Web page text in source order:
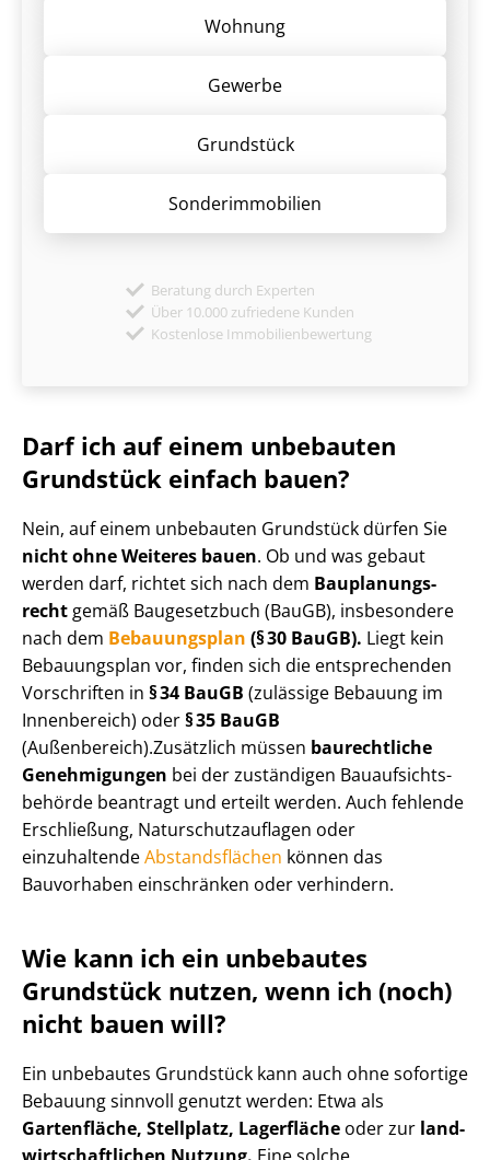
Wohnung
Gewerbe
Grund­stück
Sonder­immobilien
Beratung durch Experten
Über 10.000 zufriedene Kunden
Kostenlose Immobilienbewertung
Darf ich auf einem unbebauten
Grundstück einfach bauen?
Nein, auf einem unbebauten Grundstück dürfen Sie
nicht ohne Weiteres bauen. Ob und was gebaut
werden darf, richtet sich nach dem Bau­pla­nungs­
recht gemäß Baugesetzbuch (BauGB), insbesondere
nach dem Bebauungsplan (§ 30 BauGB). Liegt kein
Bebauungsplan vor, finden sich die entsprechenden
Vorschriften in § 34 BauGB (zulässige Bebauung im
Innenbereich) oder§ 35 BauGB
(Außenbereich).Zusätzlich müssen baurechtliche
Genehmigungen bei der zuständigen Bau­auf­sichts­
be­hör­de beantragt und erteilt werden. Auch fehlende
Erschließung, Na­tur­schutz­auf­la­gen oder
einzuhaltendeAbstandsflächen können das
Bauvorhaben einschränken oder verhindern.
Wie kann ich ein unbebautes
Grundstück nutzen, wenn ich (noch)
nicht bauen will?
Ein unbebautes Grundstück kann auch ohne sofortige
Bebauung sinnvoll genutzt werden: Etwa als
Gartenfläche, Stellplatz, Lagerfläche oder zur land­